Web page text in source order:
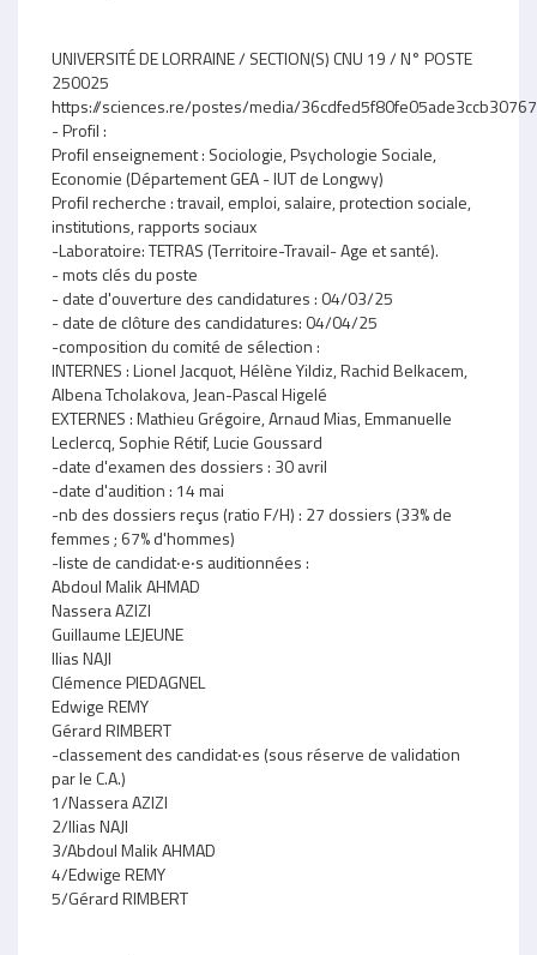
UNIVERSITÉ DE LORRAINE / SECTION(S) CNU 19 / N° POSTE
250025
https://sciences.re/postes/media/
- Profil :
Profil enseignement : Sociologie, Psychologie Sociale,
Economie (Département GEA - IUT de Longwy)
Profil recherche : travail, emploi, salaire, protection sociale,
institutions, rapports sociaux
-Laboratoire: TETRAS (Territoire-Travail- Age et santé).
- mots clés du poste
- date d'ouverture des candidatures : 04/03/25
- date de clôture des candidatures: 04/04/25
-composition du comité de sélection :
INTERNES : Lionel Jacquot, Hélène Yildiz, Rachid Belkacem,
Albena Tcholakova, Jean-Pascal Higelé
EXTERNES : Mathieu Grégoire, Arnaud Mias, Emmanuelle
Leclercq, Sophie Rétif, Lucie Goussard
-date d'examen des dossiers : 30 avril
-date d'audition : 14 mai
-nb des dossiers reçus (ratio F/H) : 27 dossiers (33% de
femmes ; 67% d'hommes)
-liste de candidat‧e‧s auditionnées :
Abdoul Malik AHMAD
Nassera AZIZI
Guillaume LEJEUNE
Ilias NAJI
Clémence PIEDAGNEL
Edwige REMY
Gérard RIMBERT
-classement des candidat‧es (sous réserve de validation
par le C.A.)
1/Nassera AZIZI
2/Ilias NAJI
3/Abdoul Malik AHMAD
4/Edwige REMY
5/Gérard RIMBERT